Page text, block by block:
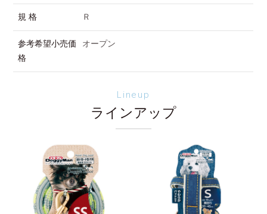
規 格 Ｒ
参考希望小売価
格
オープン
Lineup
ラインアップ